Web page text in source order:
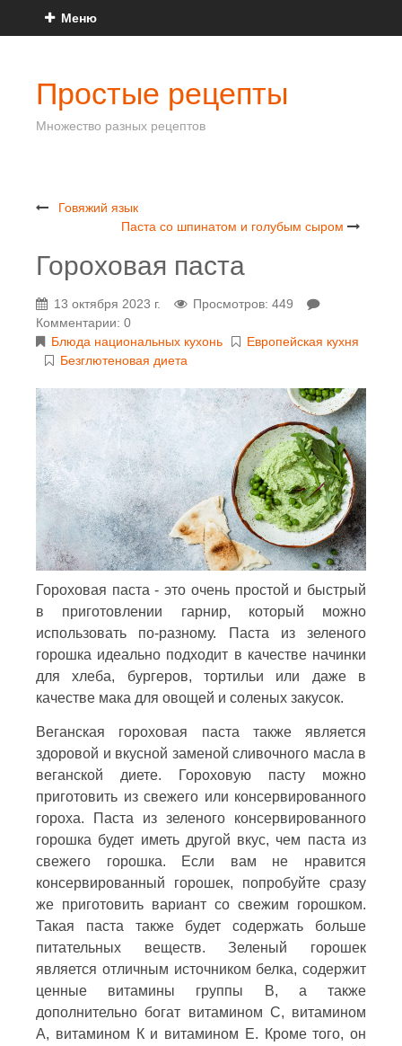
Меню
Простые рецепты
Множество разных рецептов
Говяжий язык
Паста со шпинатом и голубым сыром
Гороховая паста
13 октября 2023 г.
Просмотров: 449
Комментарии: 0
Блюда национальных кухонь
Европейская кухня
Безглютеновая диета
Гороховая паста - это очень простой и быстрый
в приготовлении гарнир, который можно
использовать по-разному. Паста из зеленого
горошка идеально подходит в качестве начинки
для хлеба, бургеров, тортильи или даже в
качестве мака для овощей и соленых закусок.
Веганская гороховая паста также является
здоровой и вкусной заменой сливочного масла в
веганской диете. Гороховую пасту можно
приготовить из свежего или консервированного
гороха. Паста из зеленого консервированного
горошка будет иметь другой вкус, чем паста из
свежего горошка. Если вам не нравится
консервированный горошек, попробуйте сразу
же приготовить вариант со свежим горошком.
Такая паста также будет содержать больше
питательных веществ. Зеленый горошек
является отличным источником белка, содержит
ценные витамины группы В, а также
дополнительно богат витамином С, витамином
А, витамином К и витамином Е. Кроме того, он